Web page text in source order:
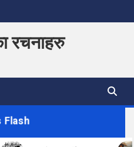
रचनाहरु
Flash